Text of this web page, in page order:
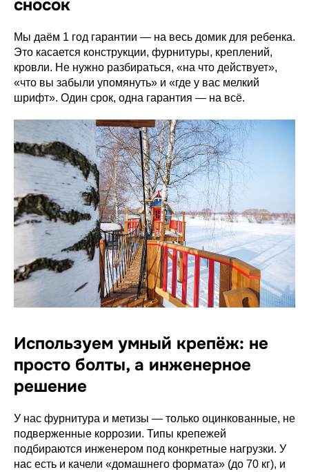
сносок
Мы даём 1 год гарантии — на весь домик для ребенка.
Это касается конструкции, фурнитуры, креплений,
кровли. Не нужно разбираться, «на что действует»,
«что вы забыли упомянуть» и «где у вас мелкий
шрифт». Один срок, одна гарантия — на всё.
Используем умный крепёж: не
просто болты, а инженерное
решение
У нас фурнитура и метизы — только оцинкованные, не
подверженные коррозии. Типы крепежей
подбираются инженером под конкретные нагрузки. У
нас есть и качели «домашнего формата» (до 70 кг), и